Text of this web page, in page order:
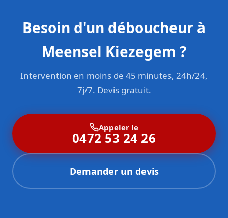
Besoin d'un déboucheur à
Meensel Kiezegem ?
Intervention en moins de 45 minutes, 24h/24,
7j/7. Devis gratuit.
Appeler le
0472 53 24 26
Demander un devis